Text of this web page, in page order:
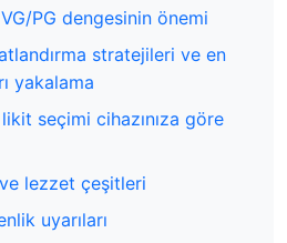
PG dengesinin önemi
stratejileri ve en
yakalama
seçimi cihazınıza göre
lezzet çeşitleri
uyarıları